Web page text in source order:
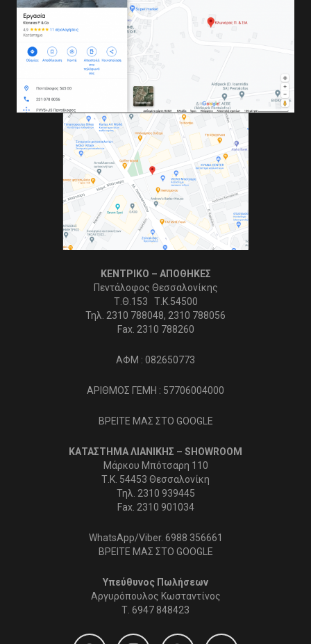
ΚΕΝΤΡΙΚΟ – ΑΠΟΘΗΚΕΣ
Πεντάλοφος Θεσσαλονίκης
Τ.Θ.153 Τ.Κ.54500
Τηλ. 2310 788048, 2310 788056
Fax. 2310 788260
ΑΦΜ : 082650773
ΑΡΙΘΜΟΣ ΓΕΜΗ : 57706004000
ΒΡΕΙΤΕ ΜΑΣ ΣΤΟ GOOGLE
ΚΑΤΑΣΤΗΜΑ ΛΙΑΝΙΚΗΣ – SHOWROOM
Μάρκου Μπότσαρη 110
Τ.Κ. 54453 Θεσσαλονίκη
Τηλ. 2310 939445
Fax. 2310 901034
WhatsApp/Viber. 6988 356661
ΒΡΕΙΤΕ ΜΑΣ ΣΤΟ GOOGLE
Υπεύθυνος Πωλήσεων
Αργυρόπουλος Κωσταντίνος
Τ. 6947 848423